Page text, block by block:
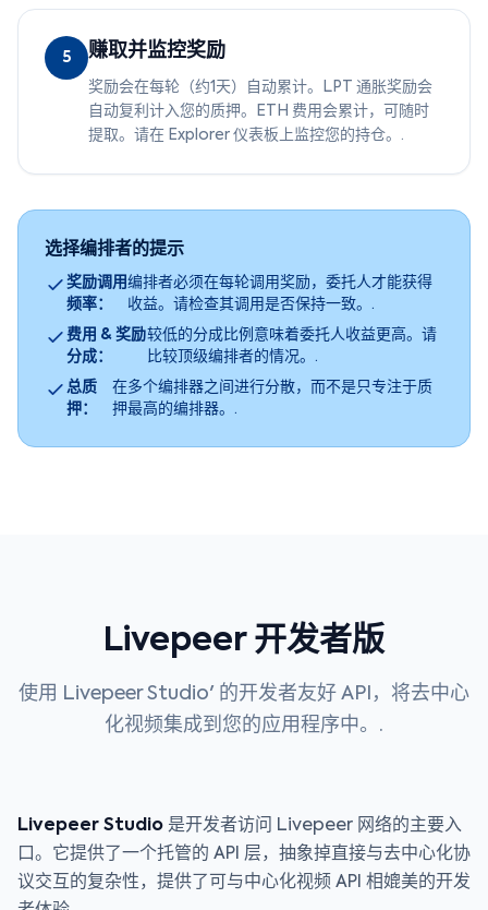
5 赚取并监控奖励
奖励会在每轮（约1天）自动累计。LPT 通胀奖励会
自动复利计入您的质押。ETH 费用会累计，可随时
提取。请在 Explorer 仪表板上监控您的持仓。.
选择编排者的提示
奖励调用
频率：
编排者必须在每轮调用奖励，委托人才能获得
收益。请检查其调用是否保持一致。.
费用 & 奖励
分成：
较低的分成比例意味着委托人收益更高。请
比较顶级编排者的情况。.
总质
押：
在多个编排器之间进行分散，而不是只专注于质
押最高的编排器。.
Livepeer 开发者版
使用 Livepeer Studio' 的开发者友好 API，将去中心
化视频集成到您的应用程序中。.
Livepeer Studio 是开发者访问 Livepeer 网络的主要入
口。它提供了一个托管的 API 层，抽象掉直接与去中心化协
议交互的复杂性，提供了可与中心化视频 API 相媲美的开发